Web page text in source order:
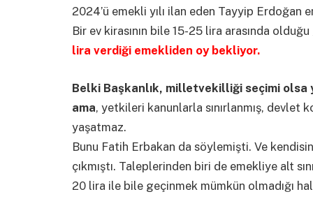
2024’ü emekli yılı ilan eden Tayyip
Bir ev kirasının bile 15-25 lira arasında
lira verdiği emekliden oy bekliyor.
Belki Başkanlık, milletvekilliği seçimi olsa
ama, yetkileri kanunlarla sınırlanmış,
yaşatmaz.
Bunu Fatih Erbakan da söylemişti. Ve
çıkmıştı. Taleplerinden biri de emekliye alt
20 lira ile bile geçinmek mümkün olmadığı